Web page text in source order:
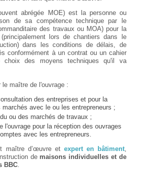
abrégée MOE) est la personne ou
de sa compétence technique par le
des travaux ou MOA) pour la
lors de chantiers dans le
dans les conditions de délais, de
conformément à un contrat ou un cahier
des moyens techniques qu'il va
le maître de l'ouvrage :
des entreprises et pour la
avec le ou les entrepreneurs ;
ou des marchés de travaux ;
l'ouvrage pour la réception des ouvrages
avec les entrepreneurs.
maître d’œuvre et expert en bâtiment,
de maisons individuelles et de
BBC